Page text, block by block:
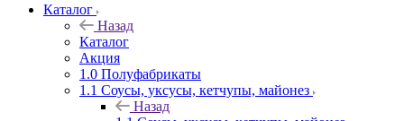
Каталог
Назад
Каталог
Акция
1.0 Полуфабрикаты
1.1 Соусы, уксусы, кетчупы, майонез
Назад